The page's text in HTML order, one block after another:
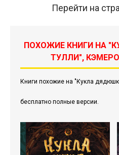
Перейти на
ПОХОЖИЕ КНИГИ НА
ТУЛЛИ",
Книги похожие на "Кукла
бесплатно полные версии.